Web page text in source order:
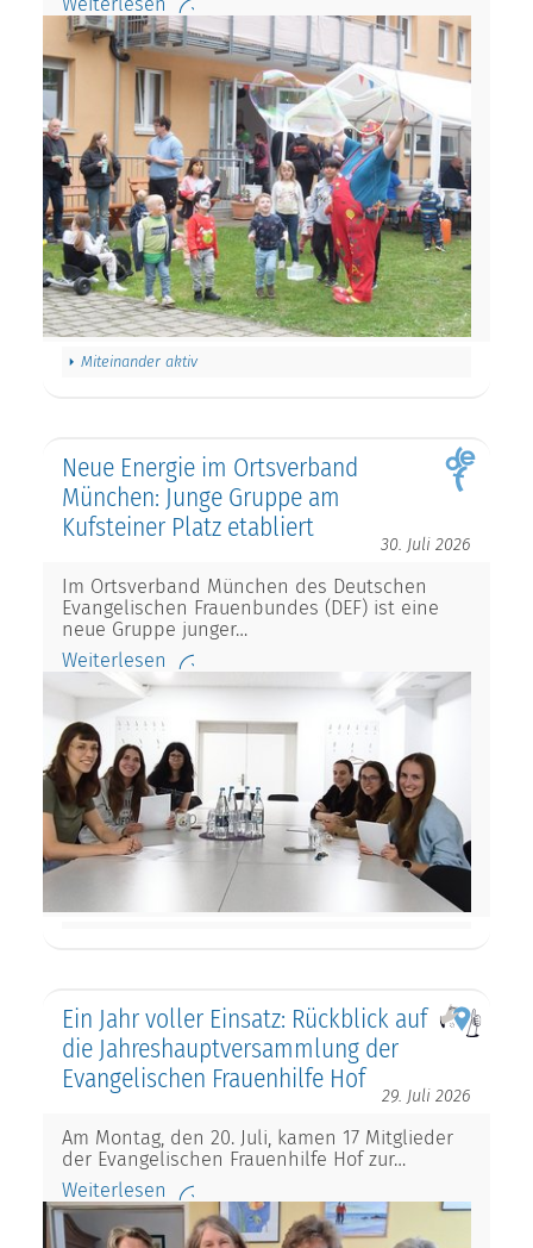
Miteinander aktiv
Neue Energie im Ortsverband
München: Junge Gruppe am
Kufsteiner Platz etabliert
30. Juli 2026
Im Ortsverband München des Deutschen
Evangelischen Frauenbundes (DEF) ist eine
neue Gruppe junger…
Weiterlesen
Ein Jahr voller Einsatz: Rückblick auf
die Jahreshauptversammlung der
Evangelischen Frauenhilfe Hof
29. Juli 2026
Am Montag, den 20. Juli, kamen 17 Mitglieder
der Evangelischen Frauenhilfe Hof zur…
Weiterlesen